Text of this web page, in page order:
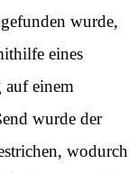
wurde,
eines
auf einem
wurde der
wodurch